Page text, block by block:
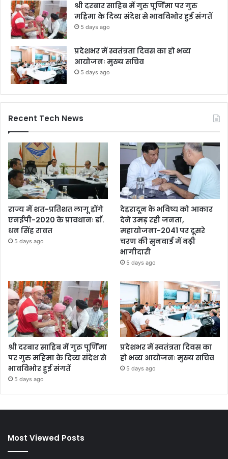
श्री दरबार साहिब में गुरु पूर्णिमा पर गुरु
महिमा के दिव्य संदेश से भावविभोर हुई संगतें
5 days ago
प्रदेशभर में स्वतंत्रता दिवस का हो भव्य
आयोजनः मुख्य सचिव
5 days ago
Recent Tech News
राज्य में शत-प्रतिशत लागू होंगे
एनईपी-2020 के प्रावधानः डाॅ.
धन सिंह रावत
5 days ago
देहरादून के भविष्य को आकार
देने उमड़ रही जनता,
महायोजना-2041 पर दूसरे
चरण की सुनवाई में बढ़ी
भागीदारी
5 days ago
श्री दरबार साहिब में गुरु पूर्णिमा
पर गुरु महिमा के दिव्य संदेश से
भावविभोर हुई संगतें
5 days ago
प्रदेशभर में स्वतंत्रता दिवस का
हो भव्य आयोजनः मुख्य सचिव
5 days ago
Most Viewed Posts